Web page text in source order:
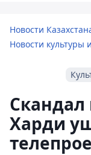
Новости
Новости культуры
Скандал
Харди